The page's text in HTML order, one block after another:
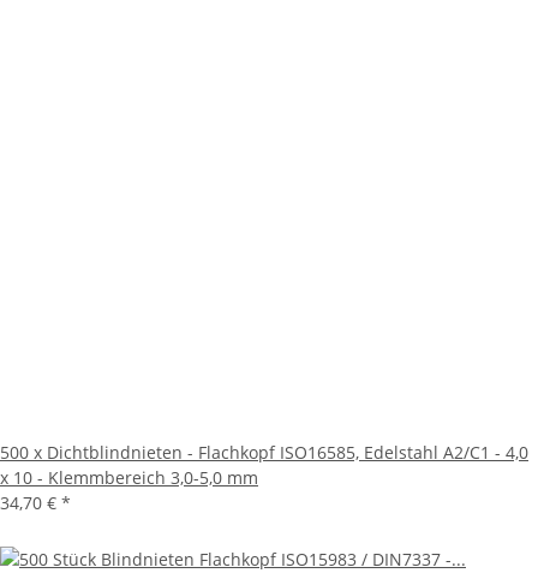
500 x Dichtblindnieten - Flachkopf ISO16585, Edelstahl A2/C1 - 4,0
x 10 - Klemmbereich 3,0-5,0 mm
34,70 € *